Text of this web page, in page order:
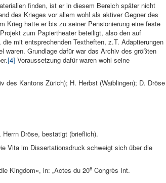
finden, ist er in diesem Bereich später nicht
des Krieges vor allem wohl als aktiver Gegner des
Krieg hatte er bis zu seiner Pensionierung eine feste
zum Papiertheater beteiligt, also den auf
mit entsprechenden Textheften, z.T. Adaptierungen
Grundlage dafür war das Archiv des größten
[4] Voraussetzung dafür waren wohl seine
des Kantons Zürich); H. Herbst (Waiblingen); D. Dröse
Dröse, bestätigt (brieflich).
Vita im Dissertationsdruck schweigt sich über die
Kingdom«, in: „Actes du 20e Congrès Int.